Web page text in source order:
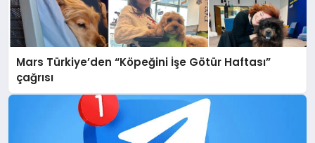
Mars Türkiye’den “Köpeğini İşe Götür Haftası”
çağrısı